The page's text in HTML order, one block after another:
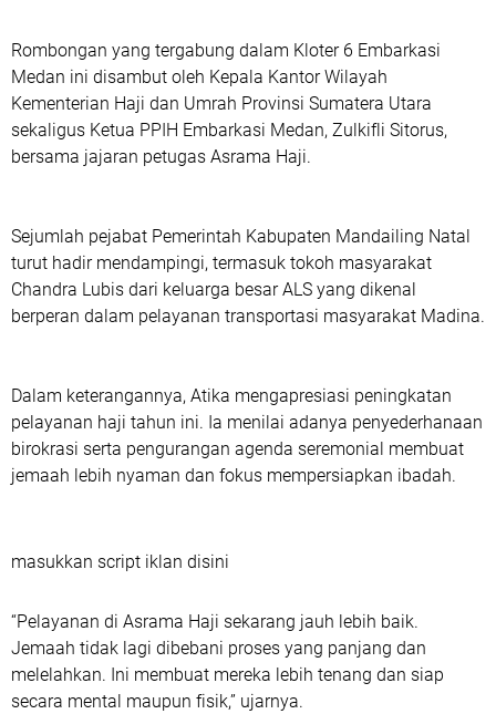
Rombongan yang tergabung dalam Kloter 6 Embarkasi
Medan ini disambut oleh Kepala Kantor Wilayah
Kementerian Haji dan Umrah Provinsi Sumatera Utara
sekaligus Ketua PPIH Embarkasi Medan, Zulkifli Sitorus,
bersama jajaran petugas Asrama Haji.
Sejumlah pejabat Pemerintah Kabupaten Mandailing Natal
turut hadir mendampingi, termasuk tokoh masyarakat
Chandra Lubis dari keluarga besar ALS yang dikenal
berperan dalam pelayanan transportasi masyarakat Madina.
Dalam keterangannya, Atika mengapresiasi peningkatan
pelayanan haji tahun ini. Ia menilai adanya penyederhanaan
birokrasi serta pengurangan agenda seremonial membuat
jemaah lebih nyaman dan fokus mempersiapkan ibadah.
masukkan script iklan disini
“Pelayanan di Asrama Haji sekarang jauh lebih baik.
Jemaah tidak lagi dibebani proses yang panjang dan
melelahkan. Ini membuat mereka lebih tenang dan siap
secara mental maupun fisik,” ujarnya.